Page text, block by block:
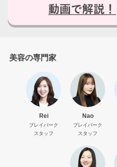
美容の専門家
Rei
プレイパーク
スタッフ
Nao
プレイパーク
スタッフ